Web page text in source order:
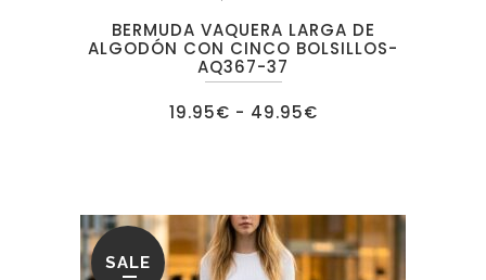
BERMUDA VAQUERA LARGA DE
ALGODÓN CON CINCO BOLSILLOS-
AQ367-37
19.95€ - 49.95€Rango
SALE